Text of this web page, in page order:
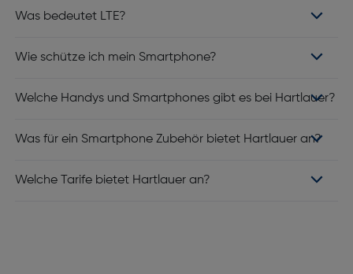
Was bedeutet LTE?
Wie schütze ich mein Smartphone?
Welche Handys und Smartphones gibt es bei Hartlauer?
Was für ein Smartphone Zubehör bietet Hartlauer an?
Welche Tarife bietet Hartlauer an?